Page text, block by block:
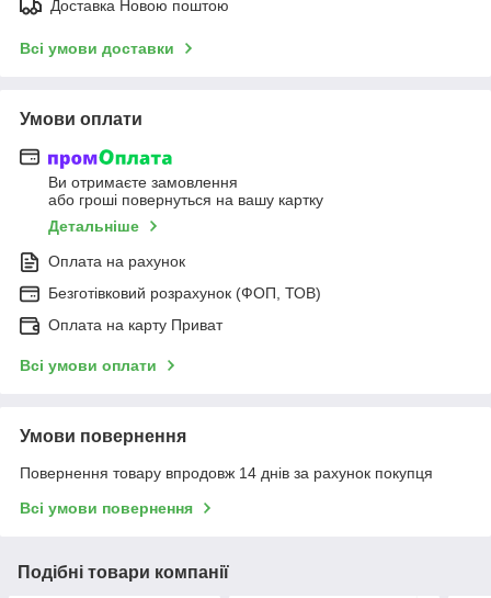
Доставка Новою поштою
Всі умови доставки
Умови оплати
Ви отримаєте замовлення
або гроші повернуться на вашу картку
Детальніше
Оплата на рахунок
Безготівковий розрахунок (ФОП, ТОВ)
Оплата на карту Приват
Всі умови оплати
Умови повернення
Повернення товару впродовж 14 днів за рахунок покупця
Всі умови повернення
Подібні товари компанії